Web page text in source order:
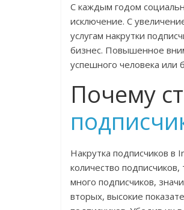
С каждым годом
исключение. С
услугам накрутки
бизнес. Повышенное
успешного человека или
Почему
Накрутка подписчиков
количество
много подписчиков,
вторых, высокие